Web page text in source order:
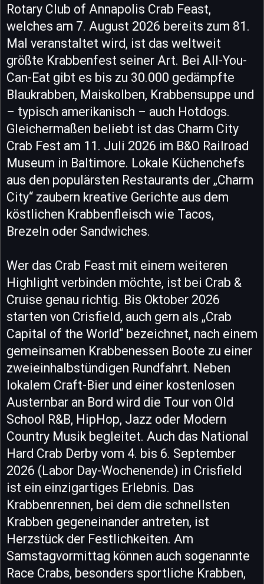
Rotary Club of Annapolis Crab Feast,
welches am 7. August 2026 bereits zum 81.
Mal veranstaltet wird, ist das weltweit
größte Krabbenfest seiner Art. Bei All-You-
Can-Eat gibt es bis zu 30.000 gedämpfte
Blaukrabben, Maiskolben, Krabbensuppe und
– typisch amerikanisch – auch Hotdogs.
Gleichermaßen beliebt ist das Charm City
Crab Fest am 11. Juli 2026 im B&O Railroad
Museum in Baltimore. Lokale Küchenchefs
aus den populärsten Restaurants der „Charm
City“ zaubern kreative Gerichte aus dem
köstlichen Krabbenfleisch wie Tacos,
Brezeln oder Sandwiches.
Wer das Crab Feast mit einem weiteren
Highlight verbinden möchte, ist bei Crab &
Cruise genau richtig. Bis Oktober 2026
starten von Crisfield, auch gern als „Crab
Capital of the World“ bezeichnet, nach einem
gemeinsamen Krabbenessen Boote zu einer
zweieinhalbstündigen Rundfahrt. Neben
lokalem Craft-Bier und einer kostenlosen
Austernbar an Bord wird die Tour von Old
School R&B, HipHop, Jazz oder Modern
Country Musik begleitet. Auch das National
Hard Crab Derby vom 4. bis 6. September
2026 (Labor Day-Wochenende) in Crisfield
ist ein einzigartiges Erlebnis. Das
Krabbenrennen, bei dem die schnellsten
Krabben gegeneinander antreten, ist
Herzstück der Festlichkeiten. Am
Samstagvormittag können auch sogenannte
Race Crabs, besonders sportliche Krabben,